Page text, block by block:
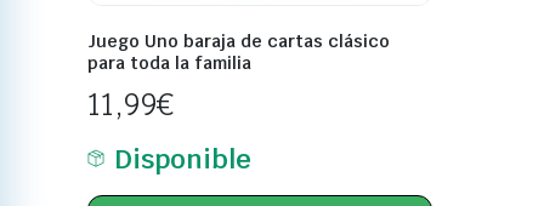
Juego Uno baraja de cartas clásico
para toda la familia
11,99€
Disponible